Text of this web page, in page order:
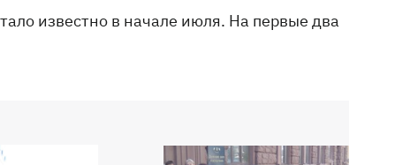
известно в начале июля. На первые два